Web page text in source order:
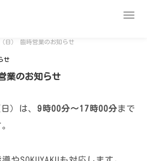
T
v
日） 臨時営業のお知らせ
せ
業のお知らせ
）は、 9時00分～17時00分まで